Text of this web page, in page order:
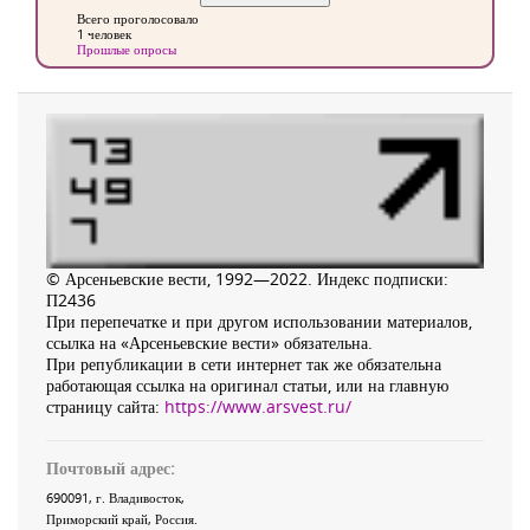
Всего проголосовало
1 человек
Прошлые опросы
© Арсеньевские вести, 1992—2022. Индекс подписки:
П2436
При перепечатке и при другом использовании материалов,
ссылка на «Арсеньевские вести» обязательна.
При републикации в сети интернет так же обязательна
работающая ссылка на оригинал статьи, или на главную
страницу сайта: https://www.arsvest.ru/
Почтовый адрес:
690091, г. Владивосток,
Приморский край, Россия